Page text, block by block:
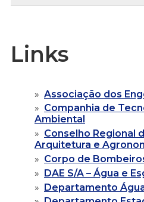
Links
Associação dos
Companhia de
Ambiental
Conselho Regional
Arquitetura e
Corpo de
DAE S/A – Água e
Departamento